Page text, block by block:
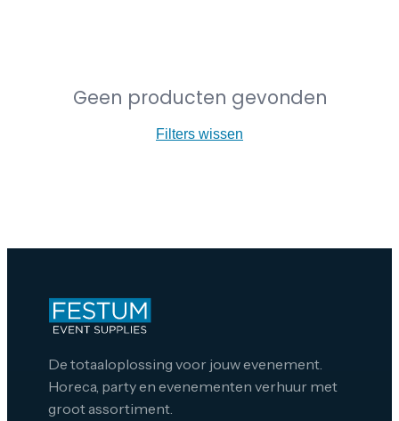
Geen producten gevonden
Filters wissen
De totaaloplossing voor jouw evenement.
Horeca, party en evenementen verhuur met
groot assortiment.